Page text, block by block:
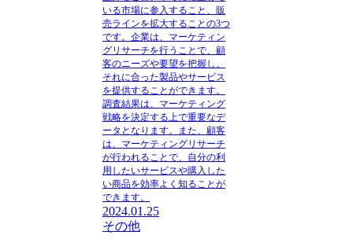
いる市場に参入すること、販
売ラインを拡大することの3つ
です。企業は、マーケティン
グリサーチを行うことで、顧
客のニーズや要望を把握し、
それに合った製品やサービス
を提供することができます。
調査結果は、マーケティング
戦略を決定する上で重要なデ
ータとなります。
また、顧客
は、マーケティングリサーチ
が行われることで、自分の利
用したいサービスや購入した
い商品を効率よく知ることが
できます。
2024.01.25
その他